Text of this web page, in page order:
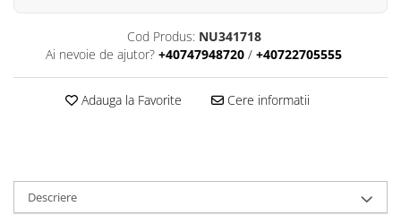
Cod Produs: NU341718
Ai nevoie de ajutor? +40747948720 / +40722705555
Adauga la Favorite Cere informatii
Descriere